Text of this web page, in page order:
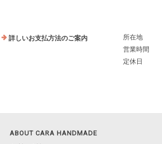
詳しいお支払方法のご案内 所在地
営業時間
定休日
ABOUT CARA HANDMADE